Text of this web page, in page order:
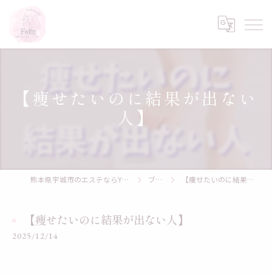
【痩せたいのに結果が出ない
人】
熊本県宇城市のエステならYOSAPARK Feliz ブログ 【痩せたいのに結果が出ない人】
【痩せたいのに結果が出ない人】
2025/12/14